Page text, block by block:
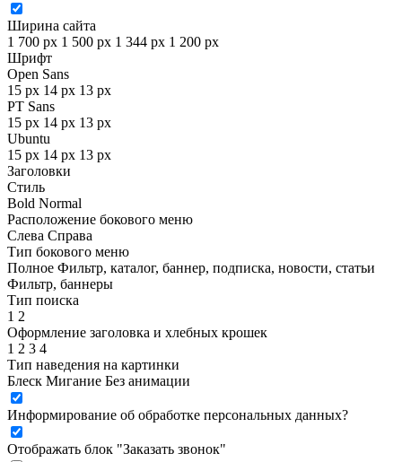
Ширина сайта
1 700 px 1 500 px 1 344 px 1 200 px
Шрифт
Open Sans
15 px 14 px 13 px
PT Sans
15 px 14 px 13 px
Ubuntu
15 px 14 px 13 px
Заголовки
Стиль
Bold Normal
Расположение бокового меню
Слева Справа
Тип бокового меню
Полное Фильтр, каталог, баннер, подписка, новости, статьи
Фильтр, баннеры
Тип поиска
1 2
Оформление заголовка и хлебных крошек
1 2 3 4
Тип наведения на картинки
Блеск Мигание Без анимации
Информирование об обработке персональных данных?
Отображать блок "Заказать звонок"